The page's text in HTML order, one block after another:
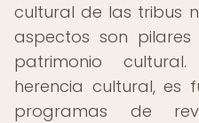
cultural de las tribus
aspectos son
patrimonio
herencia cultural, es
programas de